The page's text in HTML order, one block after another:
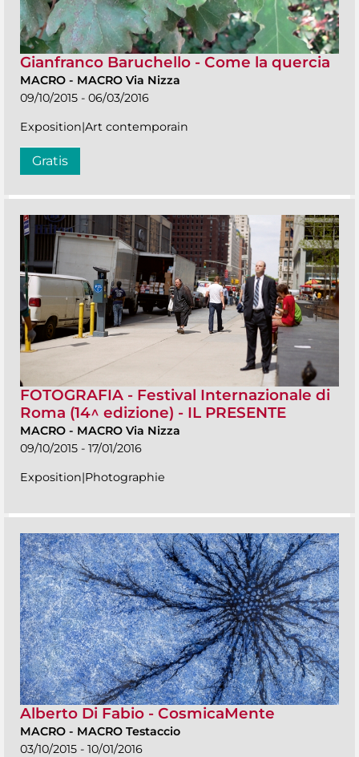
Gianfranco Baruchello - Come la quercia
MACRO - MACRO Via Nizza
09/10/2015 - 06/03/2016
Exposition|Art contemporain
Gratis
FOTOGRAFIA - Festival Internazionale di
Roma (14^ edizione) - IL PRESENTE
MACRO - MACRO Via Nizza
09/10/2015 - 17/01/2016
Exposition|Photographie
Alberto Di Fabio - CosmicaMente
MACRO - MACRO Testaccio
03/10/2015 - 10/01/2016